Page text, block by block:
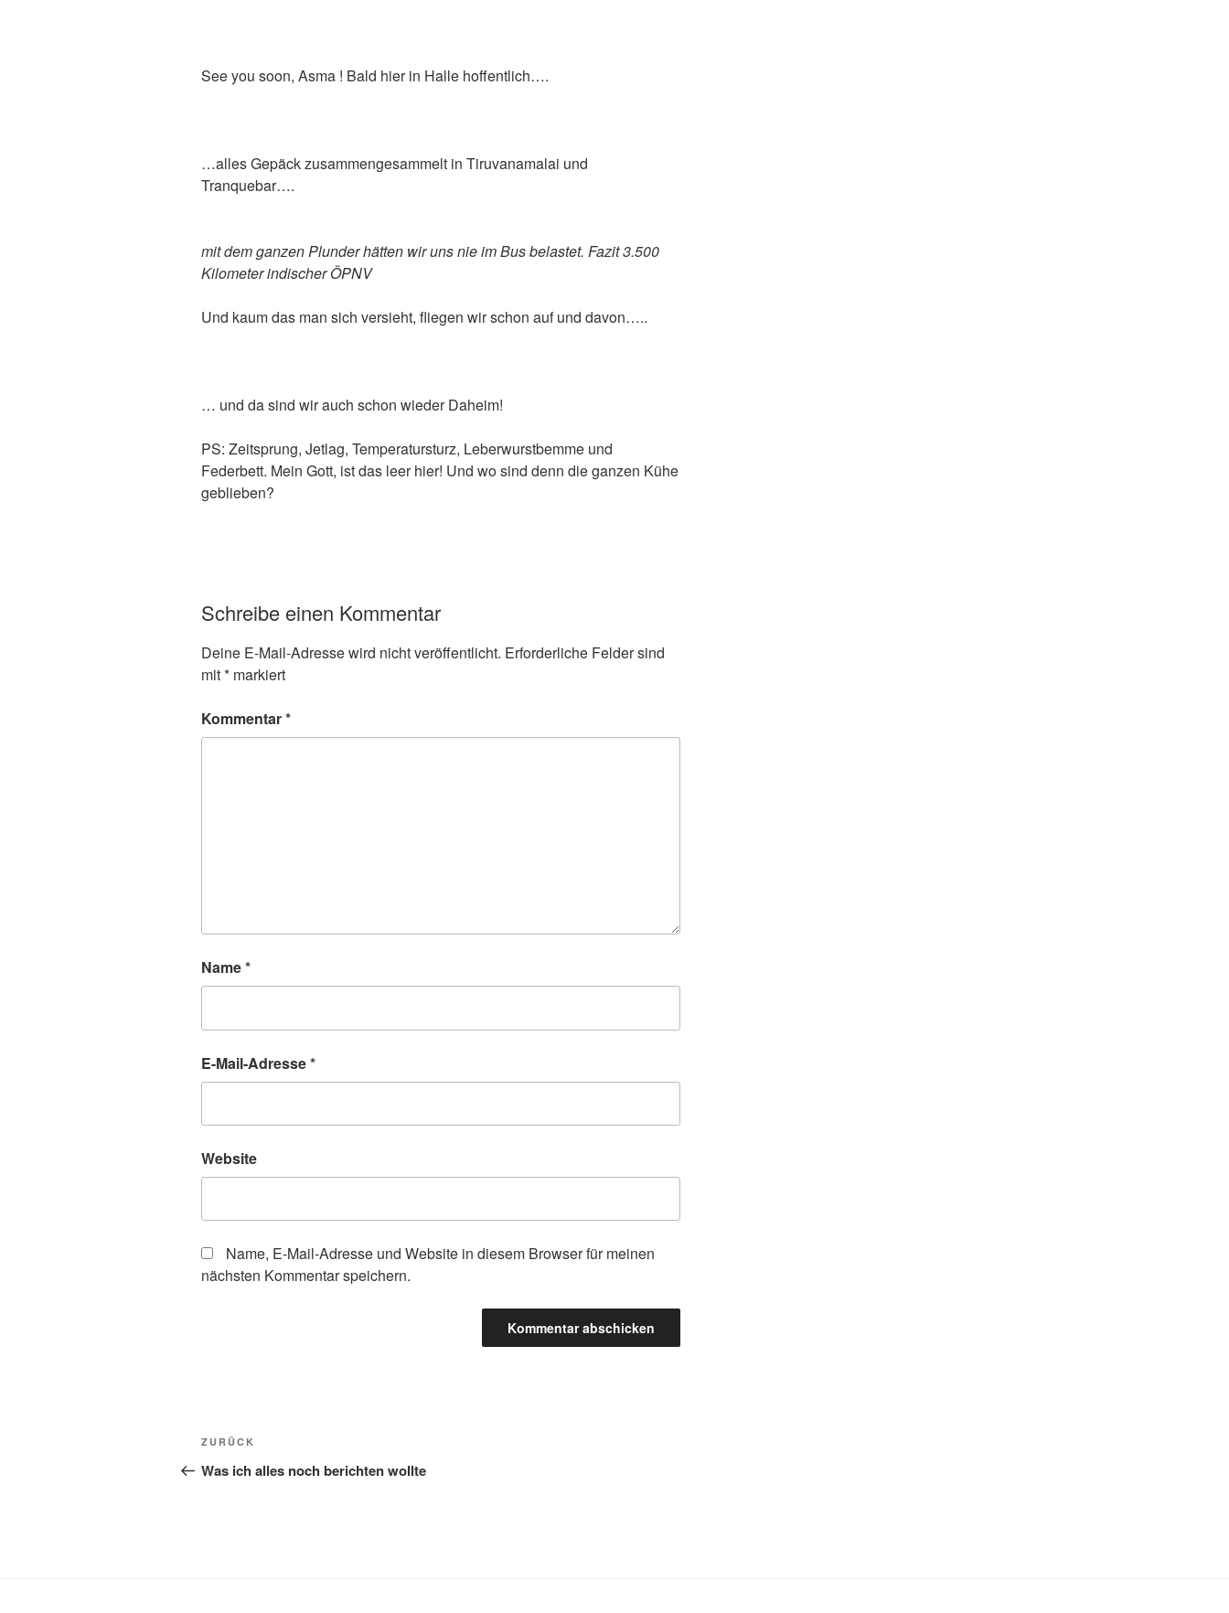
See you soon, Asma ! Bald hier in Halle hoffentlich….
…alles Gepäck zusammengesammelt in Tiruvanamalai und
Tranquebar….
mit dem ganzen Plunder hätten wir uns nie im Bus belastet. Fazit 3.500
Kilometer indischer ÖPNV
Und kaum das man sich versieht, fliegen wir schon auf und davon…..
… und da sind wir auch schon wieder Daheim!
PS: Zeitsprung, Jetlag, Temperatursturz, Leberwurstbemme und
Federbett. Mein Gott, ist das leer hier! Und wo sind denn die ganzen Kühe
geblieben?
Schreibe einen Kommentar
Deine E-Mail-Adresse wird nicht veröffentlicht. Erforderliche Felder sind
mit* markiert
Kommentar*
Name*
E-Mail-Adresse*
Website
Name, E-Mail-Adresse und Website in diesem Browser für meinen
nächsten Kommentar speichern.
Beitragsnavigation
Vorheriger
Beitrag
ZURÜCK
Was ich alles noch berichten wollte